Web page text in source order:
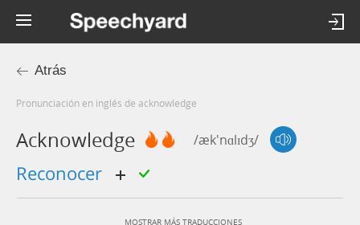
Atrás
Pronunciación en inglés de acknowledge
Acknowledge /æk'nɑlɪdʒ/
reconocer
MOSTRAR MÁS TRADUCCIONES